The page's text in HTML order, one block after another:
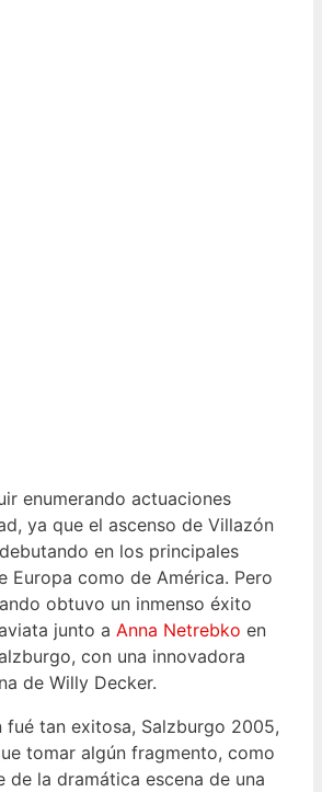
enumerando actuaciones
ya que el ascenso de Villazón
en los principales
Europa como de América. Pero
obtuvo un inmenso éxito
junto a Anna Netrebko en
con una innovadora
de Willy Decker.
fué tan exitosa, Salzburgo 2005,
tomar algún fragmento, como
de la dramática escena de una